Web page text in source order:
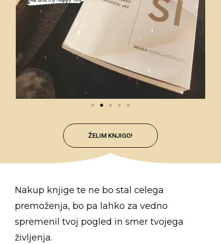
ŽELIM KNJIGO!
Nakup knjige te ne bo stal celega
premoženja, bo pa lahko za vedno
spremenil tvoj pogled in smer tvojega
življenja.